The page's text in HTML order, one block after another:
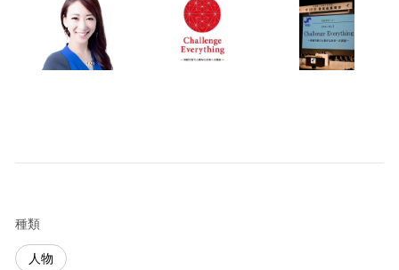
種類
人物